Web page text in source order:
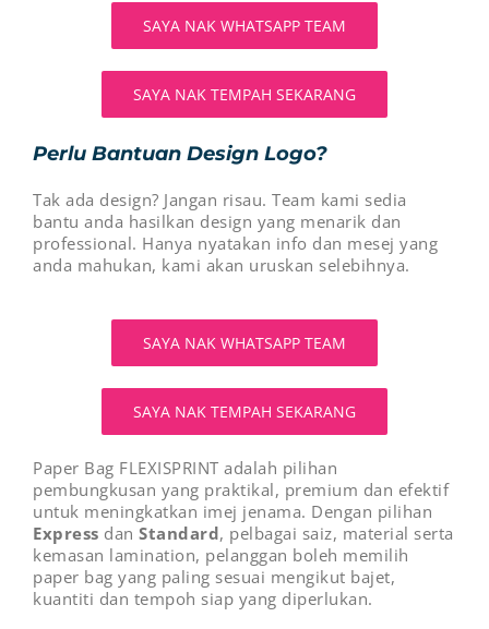
SAYA NAK WHATSAPP TEAM
SAYA NAK TEMPAH SEKARANG
Perlu Bantuan Design Logo?
Tak ada design? Jangan risau. Team kami sedia
bantu anda hasilkan design yang menarik dan
professional. Hanya nyatakan info dan mesej yang
anda mahukan, kami akan uruskan selebihnya.
SAYA NAK WHATSAPP TEAM
SAYA NAK TEMPAH SEKARANG
Paper Bag FLEXISPRINT adalah pilihan
pembungkusan yang praktikal, premium dan efektif
untuk meningkatkan imej jenama. Dengan pilihan
Express dan Standard, pelbagai saiz, material serta
kemasan lamination, pelanggan boleh memilih
paper bag yang paling sesuai mengikut bajet,
kuantiti dan tempoh siap yang diperlukan.